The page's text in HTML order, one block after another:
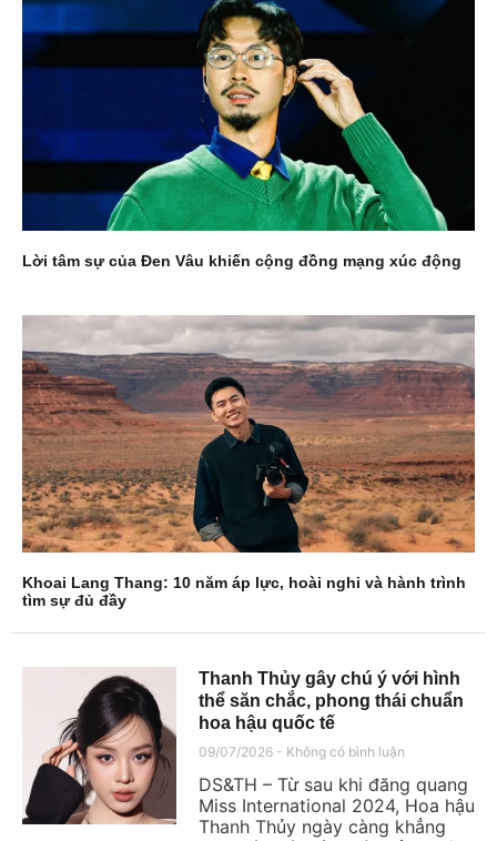
Lời tâm sự của Đen Vâu khiến cộng đồng mạng xúc động
Khoai Lang Thang: 10 năm áp lực, hoài nghi và hành trình
tìm sự đủ đầy
Thanh Thủy gây chú ý với hình
thể săn chắc, phong thái chuẩn
hoa hậu quốc tế
09/07/2026 Không có bình luận
DS&TH – Từ sau khi đăng quang
Miss International 2024, Hoa hậu
Thanh Thủy ngày càng khẳng